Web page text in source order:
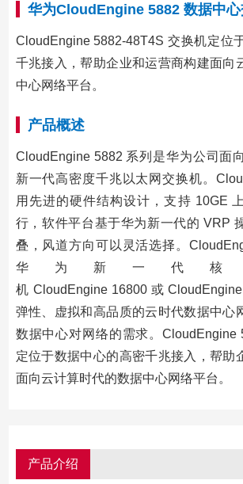
华为CloudEngine 5882 数据中心
CloudEngine 5882-48T4S 交换机定位
千兆接入，帮助企业和运营商构建面向
中心网络平台。
产品概述
CloudEngine 5882 系列是华为公司面
新一代高密度千兆以太网交换机。
用先进的硬件结构设计，支持 10GE
行，软件平台基于华为新一代的 VRP
叠，风道方向可以灵活选择。
华为新一代核
机 CloudEngine 16800 或
弹性、虚拟和高品质的云时代数据中心
数据中心对网络的需求。CloudEngine
定位于数据中心的高密千兆接入，帮助
面向云计算时代的数据中心网络平台。
产品介绍